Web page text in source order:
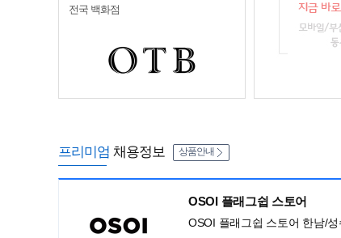
전국 백화점
프리미엄 채용정보 상품안내
OSOI 플래그쉽 스토어
OSOI 플래그쉽 스토어 한남/